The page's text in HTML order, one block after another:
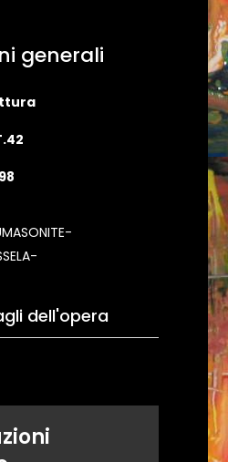
generali
dell'opera